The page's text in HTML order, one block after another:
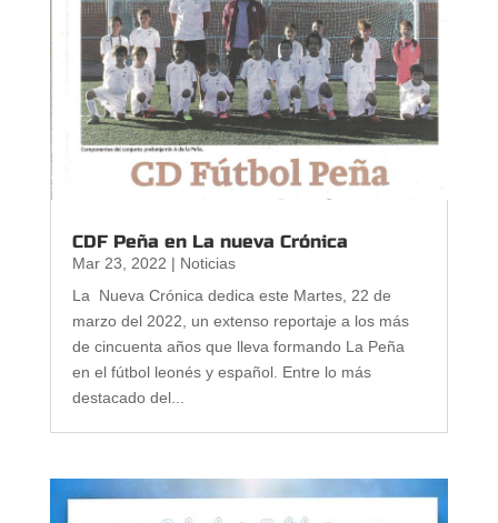
CDF Peña en La nueva Crónica
Mar 23, 2022 | Noticias
La Nueva Crónica dedica este Martes, 22 de
marzo del 2022, un extenso reportaje a los más
de cincuenta años que lleva formando La Peña
en el fútbol leonés y español. Entre lo más
destacado del...